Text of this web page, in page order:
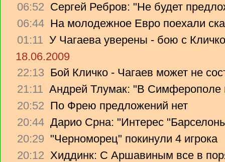
06:52 Сергей Ребров: "Не будет
06:44 На молодежное Евро поехали
01:11 У Чагаева уверены - бою с
18.06.2009
22:13 Бой Кличко - Чагаев может не
21:11 Андрей Тлумак: "В Симферополе
20:52 По Фрею предложений нет
20:44 Дарио Срна: "Интерес
20:29 "Черноморец" покинули 4 игрока
20:12 Хиддинк: С Аршавиным все в